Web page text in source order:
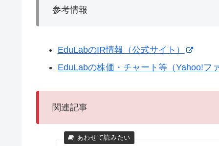
参考情報
EduLabのIR情報（公式サイト）
EduLabの株価・チャート等（Yahoo!フ
関連記事